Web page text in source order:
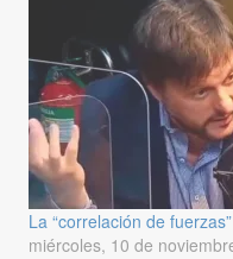
La “correlación de
miércoles, 10 de